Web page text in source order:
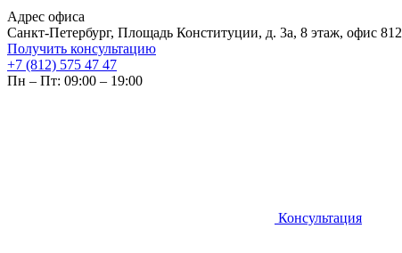
Адрес офиса
Санкт-Петербург, Площадь Конституции, д. 3а, 8 этаж, офис 812
Получить консультацию
+7 (812) 575 47 47
Пн – Пт: 09:00 – 19:00
Консультация